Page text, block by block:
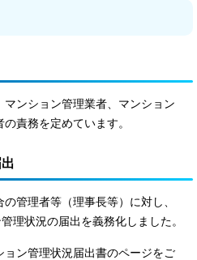
ンション管理業者、マンション
責務を定めています。
管理者等（理事長等）に対し、
理状況の届出を義務化しました。
ン管理状況届出書のページをご